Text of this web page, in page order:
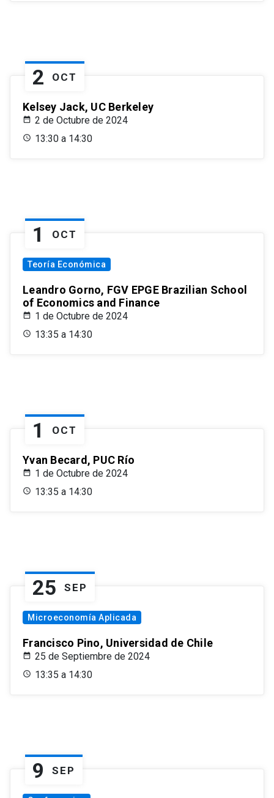
2 OCT
Kelsey Jack, UC Berkeley
2 de Octubre de 2024
13:30 a 14:30
1 OCT
Teoría Económica
Leandro Gorno, FGV EPGE Brazilian School
of Economics and Finance
1 de Octubre de 2024
13:35 a 14:30
1 OCT
Yvan Becard, PUC Río
1 de Octubre de 2024
13:35 a 14:30
25 SEP
Microeconomía Aplicada
Francisco Pino, Universidad de Chile
25 de Septiembre de 2024
13:35 a 14:30
9 SEP